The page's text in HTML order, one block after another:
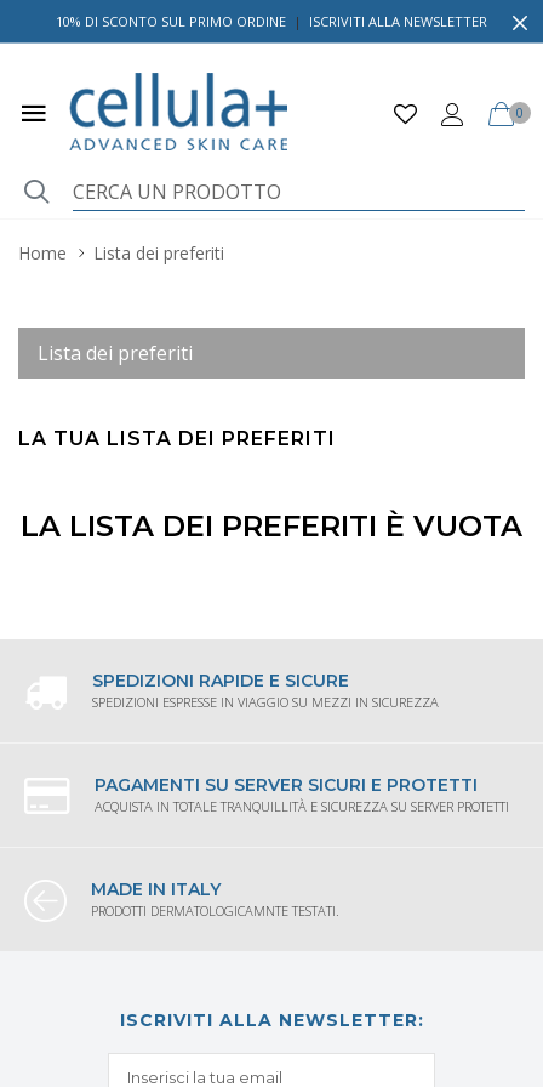
10% DI SCONTO SUL PRIMO ORDINE | ISCRIVITI ALLA NEWSLETTER
0
Home Lista dei preferiti
Lista dei preferiti
LA TUA LISTA DEI PREFERITI
LA LISTA DEI PREFERITI È VUOTA
SPEDIZIONI RAPIDE E SICURE
SPEDIZIONI ESPRESSE IN VIAGGIO SU MEZZI IN SICUREZZA
PAGAMENTI SU SERVER SICURI E PROTETTI
ACQUISTA IN TOTALE TRANQUILLITÀ E SICUREZZA SU SERVER PROTETTI
MADE IN ITALY
PRODOTTI DERMATOLOGICAMNTE TESTATI.
ISCRIVITI ALLA NEWSLETTER: